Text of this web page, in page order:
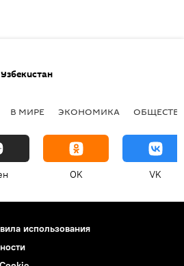
Узбекистан
В МИРЕ ЭКОНОМИКА
OK VK
использования